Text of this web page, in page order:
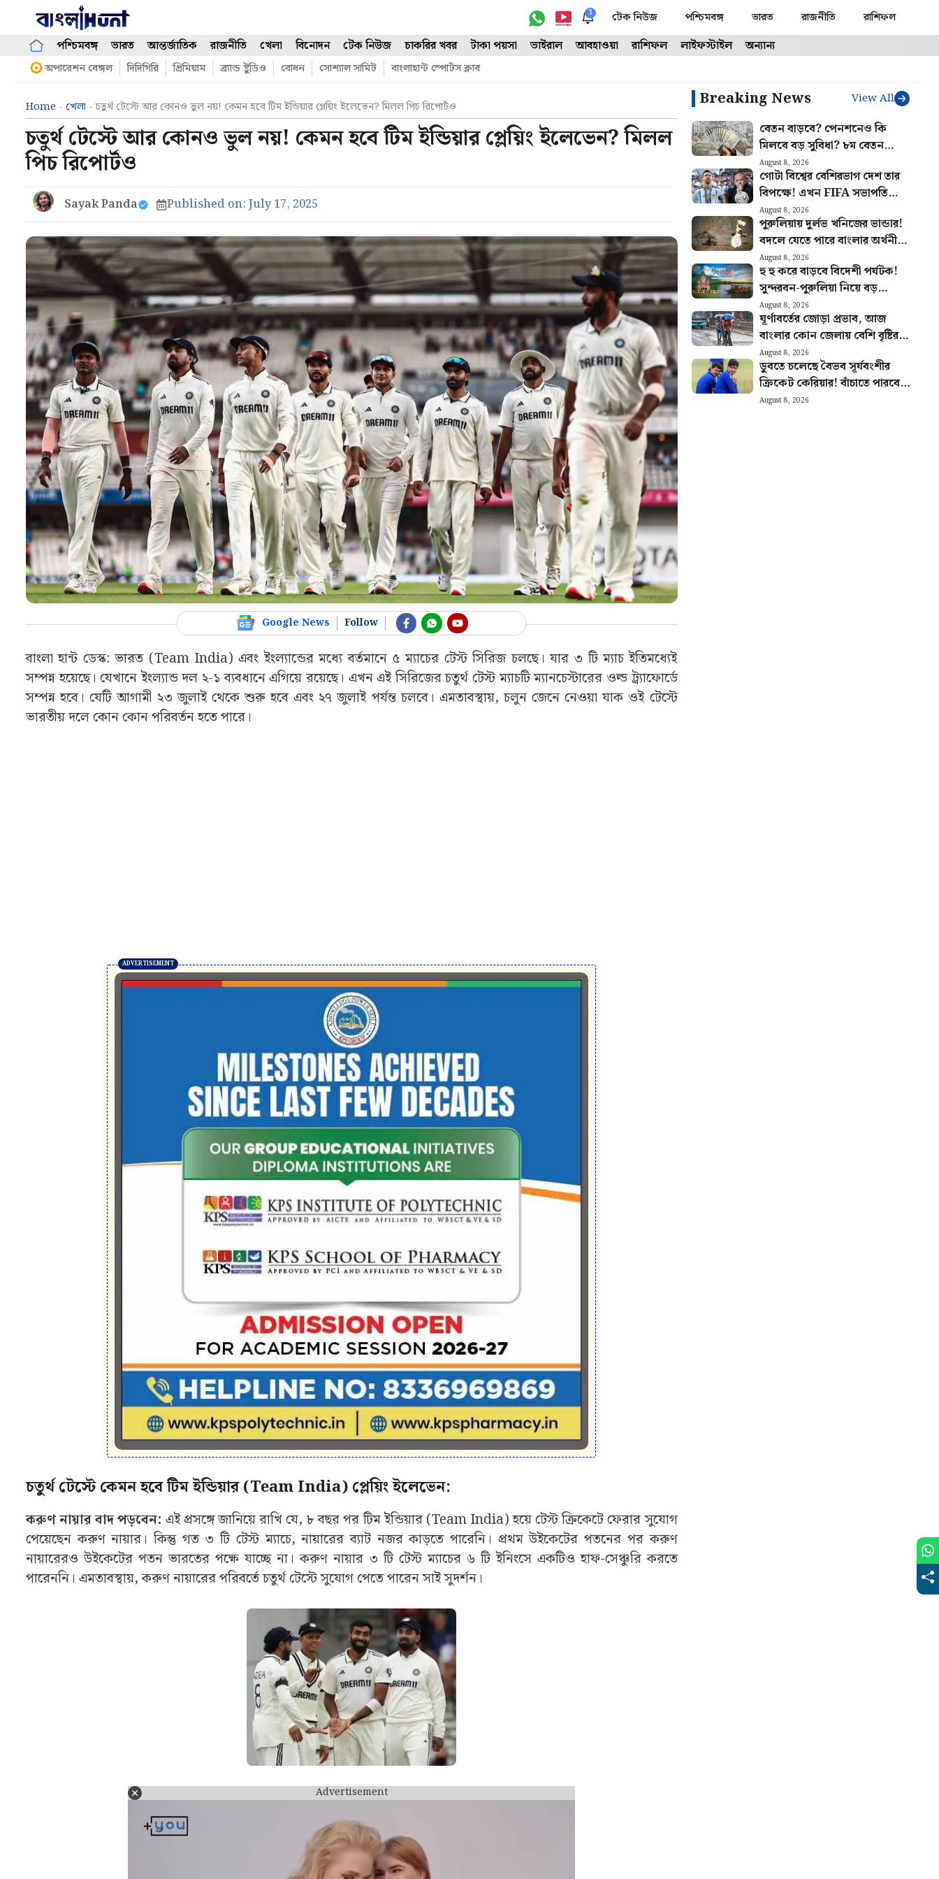
content
3 টেক নিউজ পশ্চিমবঙ্গ ভারত রাজনীতি রাশিফল
পশ্চিমবঙ্গ ভারত আন্তর্জাতিক রাজনীতি খেলা বিনোদন টেক নিউজ চাকরির খবর টাকা পয়সা ভাইরাল আবহাওয়া রাশিফল লাইফস্টাইল অন্যান্য
অপারেশন বেঙ্গল দিদিগিরি প্রিমিয়াম ব্র্যান্ড ষ্টুডিও বোধন সোশ্যাল সামিট বাংলাহান্ট স্পোর্টস ক্লাব
Home - খেলা -চতুর্থ টেস্টে আর কোনও ভুল নয়! কেমন হবে টিম ইন্ডিয়ার প্লেয়িং ইলেভেন? মিলল পিচ রিপোর্টও
চতুর্থ টেস্টে আর কোনও ভুল নয়! কেমন হবে টিম ইন্ডিয়ার প্লেয়িং ইলেভেন? মিলল
পিচ রিপোর্টও
Sayak Panda Published on: July 17, 2025
Google News Follow
বাংলা হান্ট ডেস্ক: ভারত (Team India) এবং ইংল্যান্ডের মধ্যে বর্তমানে ৫ ম্যাচের টেস্ট সিরিজ চলছে। যার ৩ টি ম্যাচ ইতিমধ্যেই
সম্পন্ন হয়েছে। যেখানে ইংল্যান্ড দল ২-১ ব্যবধানে এগিয়ে রয়েছে। এখন এই সিরিজের চতুর্থ টেস্ট ম্যাচটি ম্যানচেস্টারের ওল্ড ট্র্যাফোর্ডে
সম্পন্ন হবে। যেটি আগামী ২৩ জুলাই থেকে শুরু হবে এবং ২৭ জুলাই পর্যন্ত চলবে। এমতাবস্থায়, চলুন জেনে নেওয়া যাক ওই টেস্টে
ভারতীয় দলে কোন কোন পরিবর্তন হতে পারে।
চতুর্থ টেস্টে কেমন হবে টিম ইন্ডিয়ার (Team India) প্লেয়িং ইলেভেন:
করুণ নায়ার বাদ পড়বেন: এই প্রসঙ্গে জানিয়ে রাখি যে, ৮ বছর পর টিম ইন্ডিয়ার (Team India) হয়ে টেস্ট ক্রিকেটে ফেরার সুযোগ
পেয়েছেন করুণ নায়ার। কিন্তু গত ৩ টি টেস্ট ম্যাচে, নায়ারের ব্যাট নজর কাড়তে পারেনি। প্রথম উইকেটের পতনের পর করুণ
নায়ারেরও উইকেটের পতন ভারতের পক্ষে যাচ্ছে না। করুণ নায়ার ৩ টি টেস্ট ম্যাচের ৬ টি ইনিংসে একটিও হাফ-সেঞ্চুরি করতে
পারেননি। এমতাবস্থায়, করুণ নায়ারের পরিবর্তে চতুর্থ টেস্টে সুযোগ পেতে পারেন সাই সুদর্শন।
Advertisement
Breaking News View All
বেতন বাড়বে? পেনশনেও কি
মিলবে বড় সুবিধা? ৮ম বেতন
কমিশনের বৈঠক ঘিরে বাড়ছে আশা
August 8, 2026
গোটা বিশ্বের বেশিরভাগ দেশ তার
বিপক্ষে! এখন FIFA সভাপতি
ইনফান্তিনোর পাশে দাঁড়ালো মেসির
আর্জেন্টিনা
August 8, 2026
পুরুলিয়ায় দুর্লভ খনিজের ভান্ডার!
বদলে যেতে পারে বাংলার অর্থনীতি,
মিলবে প্রচুর কর্মসংস্থান
August 8, 2026
হু হু করে বাড়বে বিদেশী পর্যটক!
সুন্দরবন-পুরুলিয়া নিয়ে বড়
পরিকল্পনা রাজ্য সরকারের
August 8, 2026
ঘূর্ণাবর্তের জোড়া প্রভাব, আজ
বাংলার কোন জেলায় বেশি বৃষ্টির
সম্ভাবনা? আজকের আবহাওয়ার
খবর
August 8, 2026
ডুবতে চলেছে বৈভব সূর্যবংশীর
ক্রিকেট কেরিয়ার! বাঁচাতে পারবেন
কি ঈশান কিষাণ?
August 8, 2026